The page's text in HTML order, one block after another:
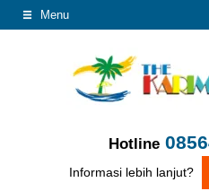
Menu
Hotline
Informasi lebih lanjut?